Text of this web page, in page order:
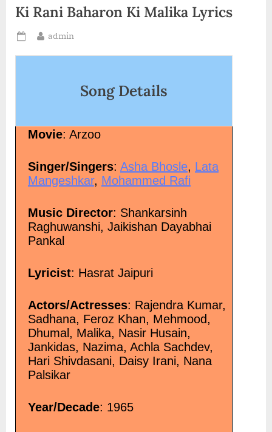
at-ke-pat-khol-re-song-lyrics/" class="more-link">Read
More<span class="screen-reader-text"> “घूँघट के पट खोल रे-
Ghunghat Ke Pat Khol Re Song Lyrics”</span> »</a></p>
Ki Rani Baharon Ki Malika Lyrics
Posted
on
By
admin
Song Details
Movie: Arzoo
Singer/Singers: Asha Bhosle, Lata
Mangeshkar, Mohammed Rafi
Music Director: Shankarsinh
Raghuwanshi, Jaikishan Dayabhai
Pankal
Lyricist: Hasrat Jaipuri
Actors/Actresses: Rajendra Kumar,
Sadhana, Feroz Khan, Mehmood,
Dhumal, Malika, Nasir Husain,
Jankidas, Nazima, Achla Sachdev,
Hari Shivdasani, Daisy Irani, Nana
Palsikar
Year/Decade: 1965